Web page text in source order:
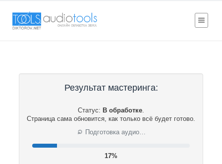
Результат мастеринга:
Статус: В обработке.
Страница сама обновится, как только всё будет готово.
⟳ Подготовка аудио…
18%